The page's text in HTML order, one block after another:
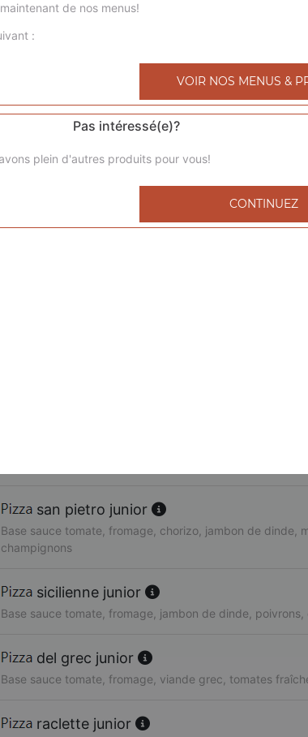
royale junior
Base sauce tomate, fromage, poulet, viande hachée,
Base sauce tomate, fromage, viande hachée, pommes
Base sauce tomate, fromage, jambon de dinde,
fruits de mer junior
san pietro junior
Base sauce tomate, fromage, chorizo, jambon de dinde,
champignons
sicilienne junior
Base sauce tomate, fromage, jambon de dinde, poivrons,
del grec junior
Base sauce tomate, fromage, viande grec, tomates
raclette junior
de nos menus!
:
VOIR NOS MENUS &
Pas intéressé(e)?
plein d'autres produits pour vous!
CONTINUEZ